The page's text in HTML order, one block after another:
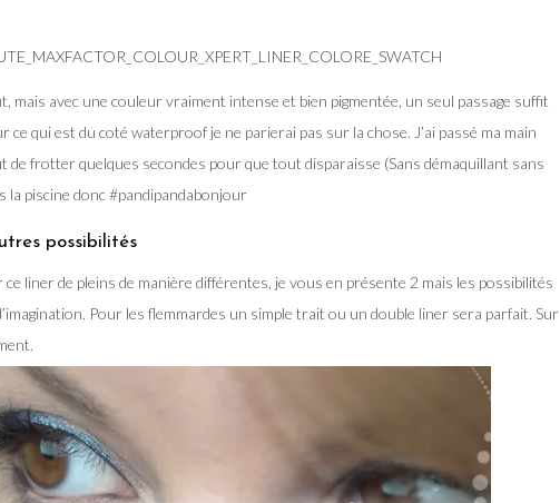
mais avec une couleur vraiment intense et bien pigmentée, un seul passage suffit
qui est du coté waterproof je ne parierai pas sur la chose. J’ai passé ma main
de frotter quelques secondes pour que tout disparaisse (Sans démaquillant sans
piscine donc #pandipandabonjour
possibilités
liner de pleins de manière différentes, je vous en présente 2 mais les possibilités
Pour les flemmardes un simple trait ou un double liner sera parfait. Sur